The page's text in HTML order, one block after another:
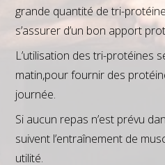
grande quantité de tri-
s’assurer d’un bon apport
L’utilisation des tri-protéines
matin,pour fournir des
journée.
Si aucun repas n’est prévu
suivent l’entraînement de
utilité.